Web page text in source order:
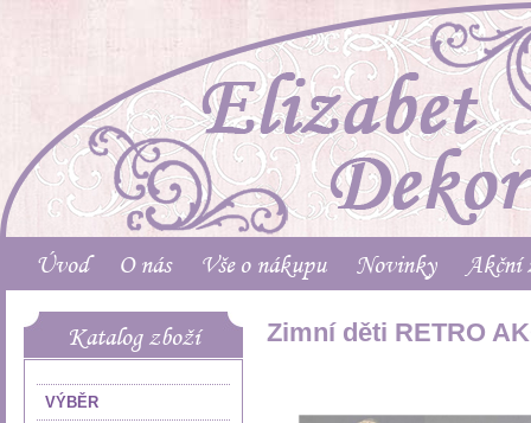
Úvod O nás Vše o nákupu Novinky Akční
Katalog zboží
VÝBĚR
Zimní děti RETRO